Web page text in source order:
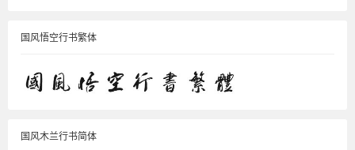
国风悟空行书繁体
国风木兰行书简体